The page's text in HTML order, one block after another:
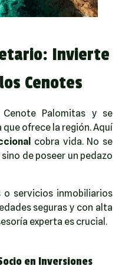
Invierte
Cenotes
Palomitas y se
ofrece la región. Aquí
cobra vida. No se
de poseer un pedazo
servicios inmobiliarios
seguras y con alta
experta es crucial.
en Inversiones